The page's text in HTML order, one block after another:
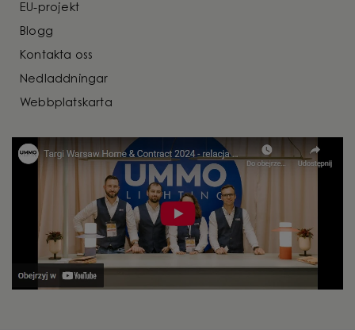
EU-projekt
Blogg
Kontakta oss
Nedladdningar
Webbplatskarta